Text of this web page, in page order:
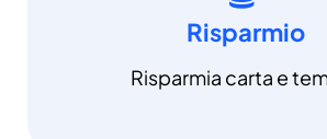
Risparmio
Risparmia carta e